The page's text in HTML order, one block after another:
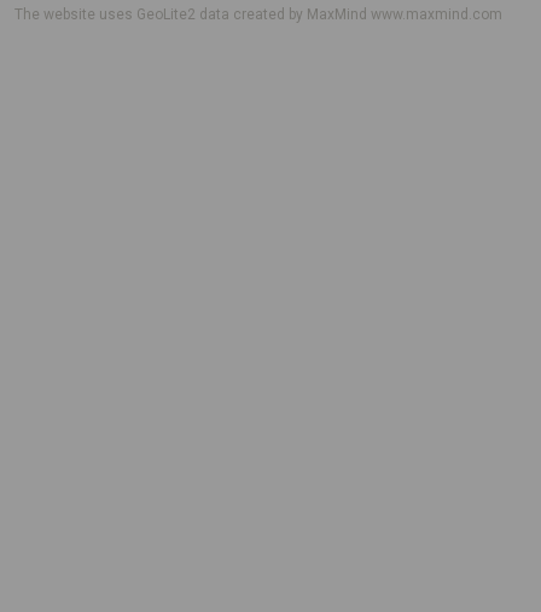
The website uses GeoLite2 data created by MaxMindwww.maxmind.com